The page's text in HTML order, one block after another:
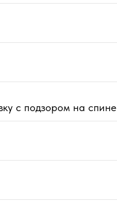
с подзором на спине